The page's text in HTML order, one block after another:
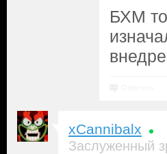
БХМ
xCannibalx
Заслуженный